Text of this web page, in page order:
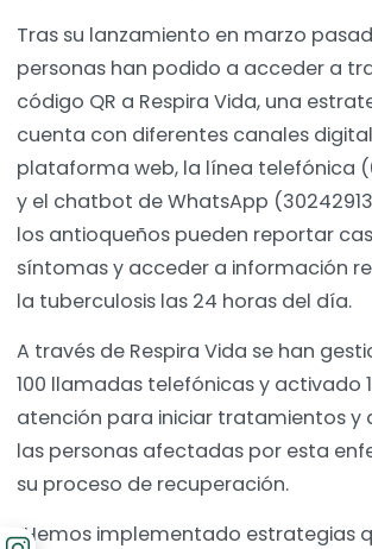
Tras su lanzamiento en marzo
personas han podido a acceder a
código QR a Respira Vida, una
cuenta con diferentes canales
plataforma web, la línea telefónica
y el chatbot de WhatsApp
los antioqueños pueden reportar
síntomas y acceder a información
la tuberculosis las 24 horas del día.
A través de Respira Vida se han
100 llamadas telefónicas y activado
atención para iniciar tratamientos y
las personas afectadas por esta
su proceso de recuperación.
“Hemos implementado estrategias